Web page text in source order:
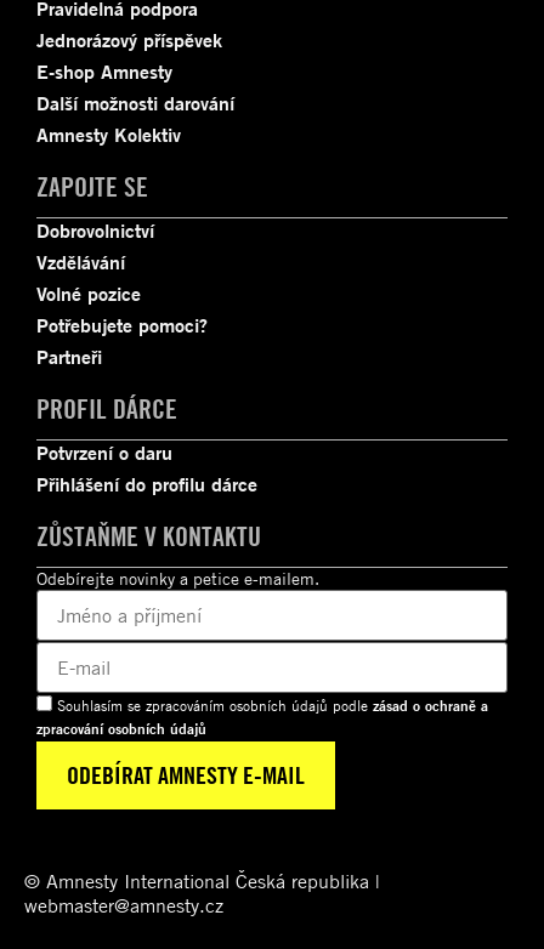
Pravidelná podpora
Jednorázový příspěvek
E-shop Amnesty
Další možnosti darování
Amnesty Kolektiv
ZAPOJTE SE
Dobrovolnictví
Vzdělávání
Volné pozice
Potřebujete pomoci?
Partneři
PROFIL DÁRCE
Potvrzení o daru
Přihlášení do profilu dárce
ZŮSTAŇME V KONTAKTU
Odebírejte novinky a petice e-mailem.
Souhlasím se zpracováním osobních údajů podle zásad o ochraně a
zpracování osobních údajů
© Amnesty International Česká republika |
webmaster@amnesty.cz